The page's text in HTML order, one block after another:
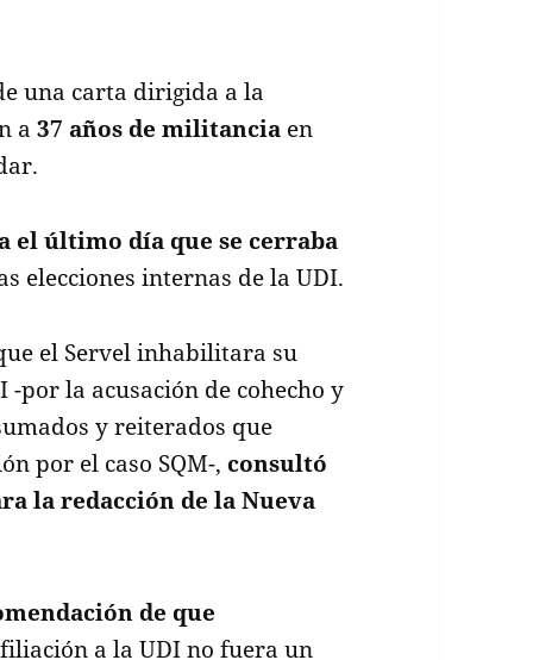
una carta dirigida a la
a37 años de militancia en
el último día que se cerraba
elecciones internas de la UDI.
el Servel inhabilitara su
por la acusación de cohecho y
y reiterados que
por el caso SQM-, consultó
la redacción de la Nueva
de que
a la UDI no fuera un